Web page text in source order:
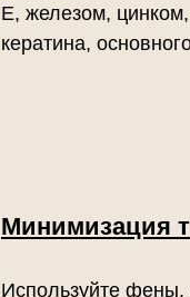
E, железом,
кератина,
Минимизация
Используйте фены,